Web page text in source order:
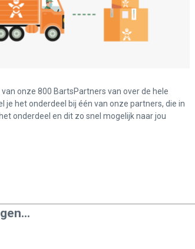
onze 800 BartsPartners van over de hele
je het onderdeel bij één van onze partners, die in
onderdeel en dit zo snel mogelijk naar jou